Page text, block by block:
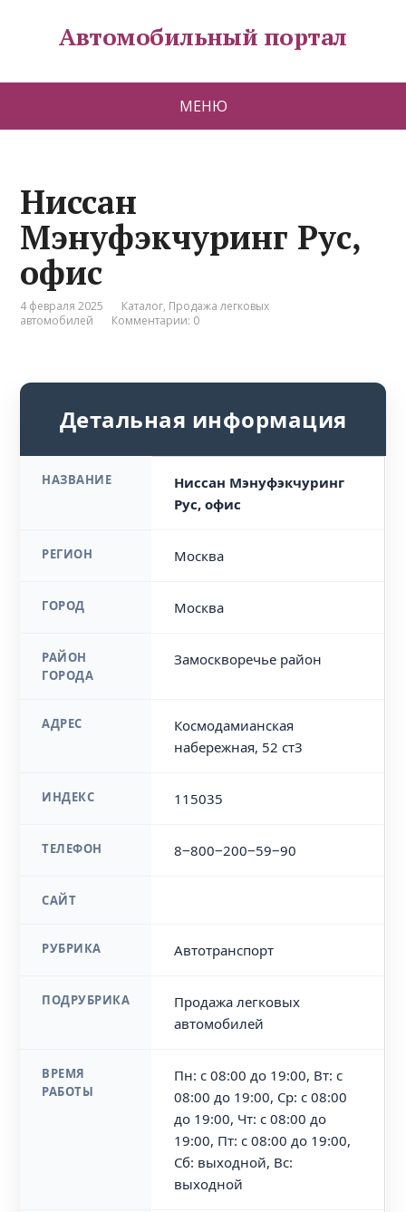
Автомобильный портал
МЕНЮ
Ниссан
Мэнуфэкчуринг Рус,
офис
4 февраля 2025 Каталог, Продажа легковых
автомобилей
Комментарии: 0
Детальная информация
НАЗВАНИЕ
Ниссан Мэнуфэкчуринг
Рус, офис
РЕГИОН Москва
ГОРОД Москва
РАЙОН
ГОРОДА
Замоскворечье район
АДРЕС
Космодамианская
набережная, 52 ст3
ИНДЕКС 115035
ТЕЛЕФОН 8‒800‒200‒59‒90
САЙТ
РУБРИКА Автотранспорт
ПОДРУБРИКА
Продажа легковых
автомобилей
ВРЕМЯ
РАБОТЫ
Пн: с 08:00 до 19:00, Вт: с
08:00 до 19:00, Ср: с 08:00
до 19:00, Чт: с 08:00 до
19:00, Пт: с 08:00 до 19:00,
Сб: выходной, Вс:
выходной